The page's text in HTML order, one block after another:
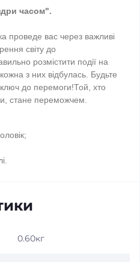
часом".
проведе вас через важливі
світу до
розмістити події на
з них відбулась. Будьте
ключ до перемоги!Той, хто
стане переможчем.
0.60кг